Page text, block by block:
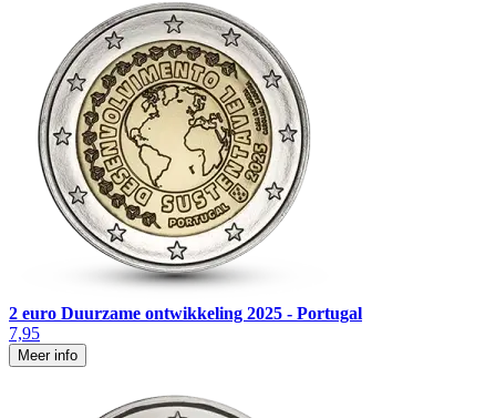
2 euro Duurzame ontwikkeling 2025 - Portugal
7,95
Meer info